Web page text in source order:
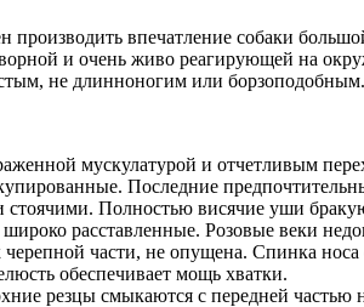
впечатление собаки
и очень живо реагирующей на
не длинноногим или
мускулатурой и отчетливым
Последние
Полностью висячие уши
расставленные. Розовые веки
части, не опущена. Спинка носа
обеспечивает мощь хватки.
резцы смыкаются с передней частью